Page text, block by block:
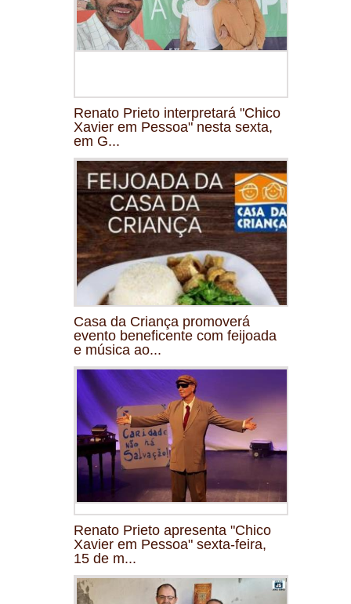
Renato Prieto interpretará "Chico
Xavier em Pessoa" nesta sexta,
em G...
Casa da Criança promoverá
evento beneficente com feijoada
e música ao...
Renato Prieto apresenta "Chico
Xavier em Pessoa" sexta-feira,
15 de m...